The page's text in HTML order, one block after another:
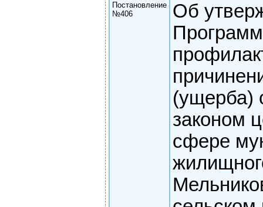
Постановление
№406
Об
(ущерба)
законом
сфере